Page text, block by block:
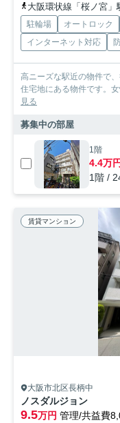
大阪環状線「桜ノ宮」
駐輪場 オートロック
インターネット対応
高ニーズな駅近の物件で
住宅地にある物件です。
見る
募集中の部屋
1階
4.4万円
1階 /
賃貸マンション
大阪市北区長柄中
ノスダルジョン
9.5万円 管理/共益費